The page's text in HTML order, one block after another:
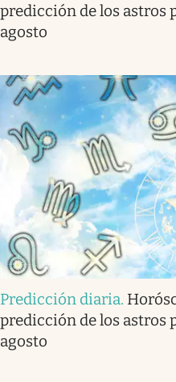
predicción de los astros
agosto
Predicción diaria.
predicción de los astros
agosto